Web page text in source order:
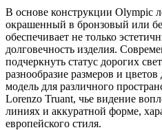
В основе конструкции Olympic
окрашенный в бронзовый или
обеспечивает не только
долговечность изделия.
подчеркнуть статус дорогих
разнообразие размеров и
модель для различного
Lorenzo Truant, чье видение
линиях и аккуратной форме,
европейского стиля.